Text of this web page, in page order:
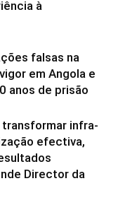
à
falsas na
em Angola e
anos de prisão
infra-
efectiva,
Director da